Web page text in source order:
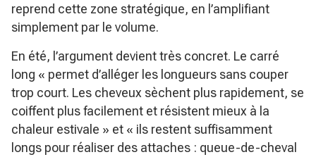
reprend cette zone stratégique, en l’amplifiant
simplement par le volume.
En été, l’argument devient très concret. Le carré
long « permet d’alléger les longueurs sans couper
trop court. Les cheveux sèchent plus rapidement, se
coiffent plus facilement et résistent mieux à la
chaleur estivale » et « ils restent suffisamment
longs pour réaliser des attaches : queue-de-cheval